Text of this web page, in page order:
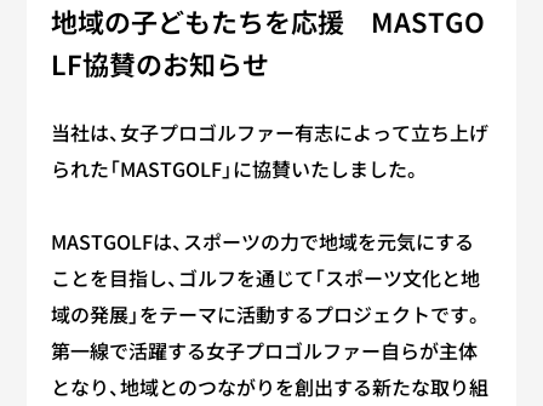
地域の子どもたちを応援 MASTGO
LF協賛のお知らせ
当社は、女子プロゴルファー有志によって立ち上げ
られた「MASTGOLF」に協賛いたしました。
MASTGOLFは、スポーツの力で地域を元気にする
ことを目指し、ゴルフを通じて「スポーツ文化と地
域の発展」をテーマに活動するプロジェクトです。
第一線で活躍する女子プロゴルファー自らが主体
となり、地域とのつながりを創出する新たな取り組